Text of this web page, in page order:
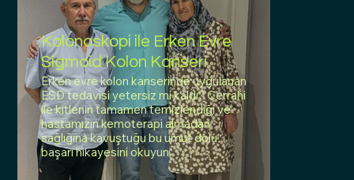
Kolonoskopi ile Erken Evre
Sigmoid Kolon Kanseri
Erken evre kolon kanserinde uygulanan
ESD tedavisi yetersiz mi kaldı? Cerrahi
ile kitlenin tamamen temizlendiği ve
hastamızın kemoterapi almadan
sağlığına kavuştuğu bu umut dolu
başarı hikayesini okuyun.